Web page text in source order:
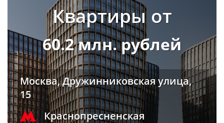
Квартиры от
60.2 млн. рублей
Москва, Дружинниковская улица,
15
Краснопресненская